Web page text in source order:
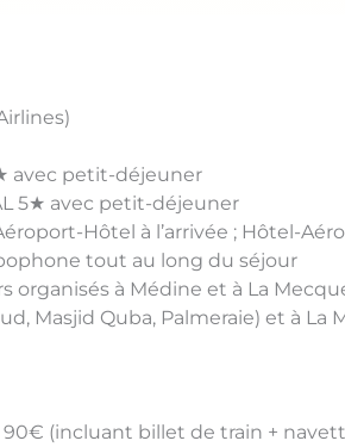
avec petit-déjeuner
5★ avec petit-déjeuner
Hôtel à l’arrivée ; Hôtel-
tout au long du séjour
organisés à Médine et à La
Masjid Quba, Palmeraie) et à La
90€ (incluant billet de train +